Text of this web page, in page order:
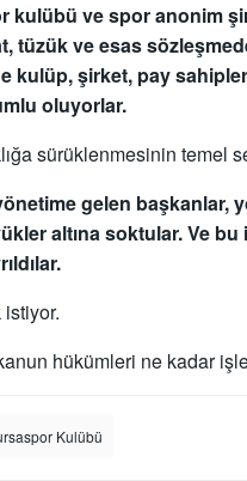
kulübü ve spor anonim
tüzük ve esas
kulüp, şirket, pay
oluyorlar.
sürüklenmesinin temel
gelen başkanlar,
altına soktular. Ve
hükümleri ne kadar
Kulübü